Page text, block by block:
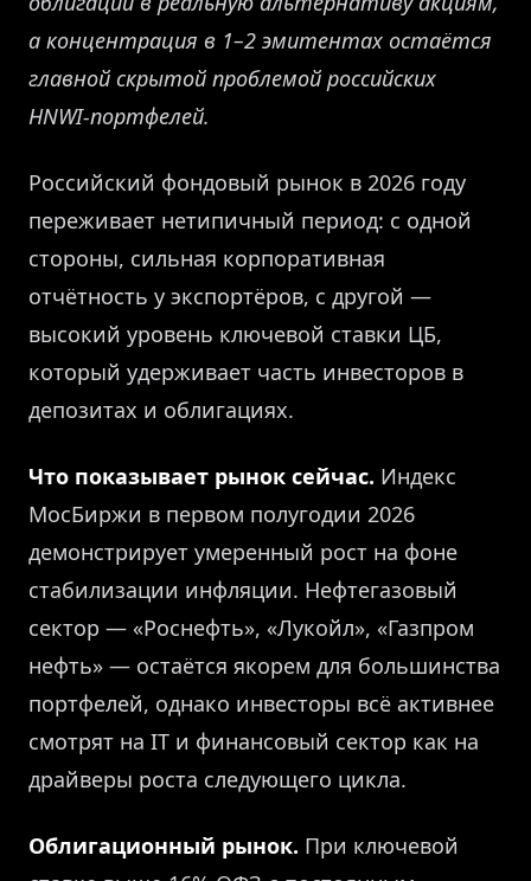
а концентрация в 1–2 эмитентах остаётся
главной скрытой проблемой российских
HNWI-портфелей.
Российский фондовый рынок в 2026 году
переживает нетипичный период: с одной
стороны, сильная корпоративная
отчётность у экспортёров, с другой —
высокий уровень ключевой ставки ЦБ,
который удерживает часть инвесторов в
депозитах и облигациях.
Что показывает рынок сейчас. Индекс
МосБиржи в первом полугодии 2026
демонстрирует умеренный рост на фоне
стабилизации инфляции. Нефтегазовый
сектор — «Роснефть», «Лукойл», «Газпром
нефть» — остаётся якорем для большинства
портфелей, однако инвесторы всё активнее
смотрят на IT и финансовый сектор как на
драйверы роста следующего цикла.
Облигационный рынок. При ключевой